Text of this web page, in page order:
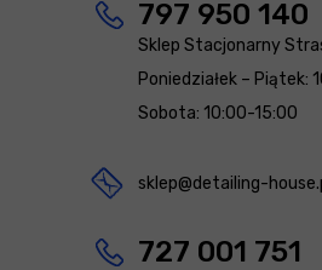
797 950 140
Sklep Stacjonarny
Poniedziałek – Piątek:
Sobota: 10:00-15:00
sklep@detailing-
727 001 751